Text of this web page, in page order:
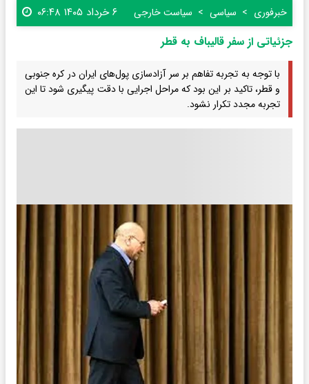
خبرفوری سیاسی سیاست خارجی ۶ خرداد ۱۴۰۵ ۰۶:۴۸
جزئیاتی از سفر قالیباف به قطر
با توجه به تجربه تفاهم بر سر آزادسازی پول‌های ایران در کره جنوبی
و قطر، تاکید بر این بود که مراحل اجرایی با دقت پیگیری شود تا این
تجربه مجدد تکرار نشود.